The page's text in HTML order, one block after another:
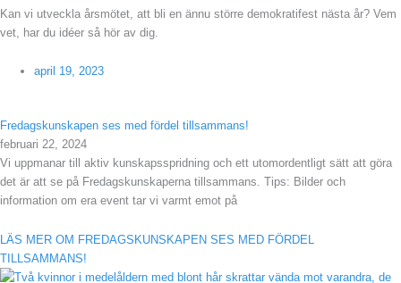
Kan vi utveckla årsmötet, att bli en ännu större demokratifest nästa år? Vem
vet, har du idéer så hör av dig.
april 19, 2023
Fredagskunskapen ses med fördel tillsammans!
februari 22, 2024
Vi uppmanar till aktiv kunskapsspridning och ett utomordentligt sätt att göra
det är att se på Fredagskunskaperna tillsammans. Tips: Bilder och
information om era event tar vi varmt emot på
LÄS MER OM FREDAGSKUNSKAPEN SES MED FÖRDEL
TILLSAMMANS!